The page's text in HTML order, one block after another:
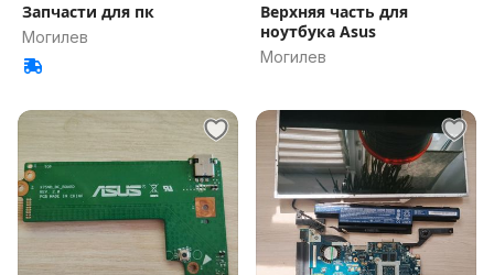
Запчасти для пк
Могилев
Верхняя часть для
ноутбука Asus
Могилев